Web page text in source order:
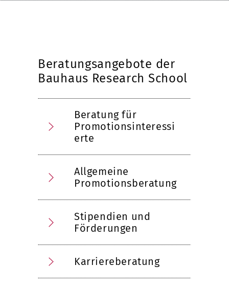
Beratungsangebote der
Bauhaus Research School
Beratung für
Promotionsinteressi
erte
Allgemeine
Promotionsberatung
Stipendien und
Förderungen
Karriereberatung